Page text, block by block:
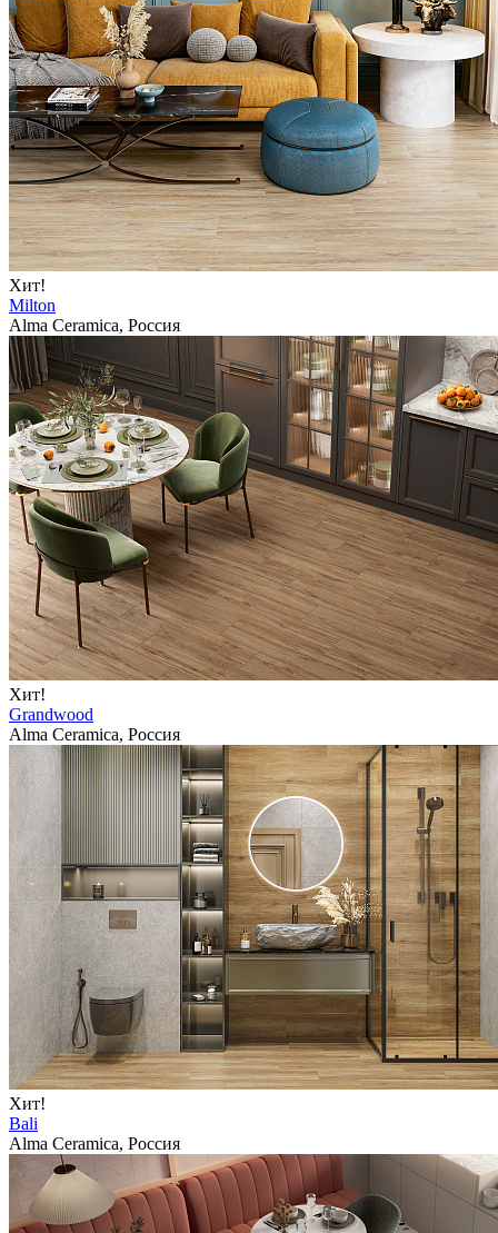
Хит!
Milton
Alma Ceramica, Россия
Хит!
Grandwood
Alma Ceramica, Россия
Хит!
Bali
Alma Ceramica, Россия